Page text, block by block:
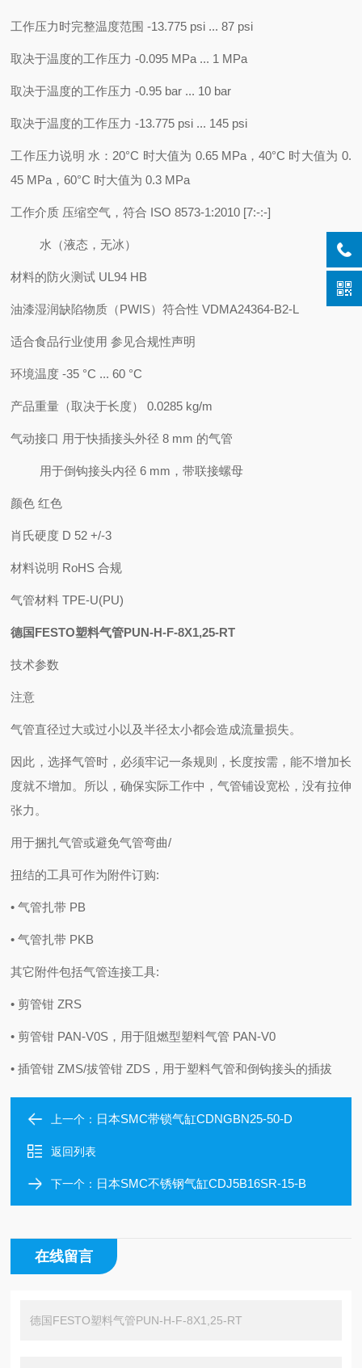
工作压力时完整温度范围 -13.775 psi ... 87 psi
取决于温度的工作压力 -0.095 MPa ... 1 MPa
取决于温度的工作压力 -0.95 bar ... 10 bar
取决于温度的工作压力 -13.775 psi ... 145 psi
工作压力说明 水：20°C 时大值为 0.65 MPa，40°C 时大值为 0.
45 MPa，60°C 时大值为 0.3 MPa
工作介质 压缩空气，符合 ISO 8573-1:2010 [7:-:-]
水（液态，无冰）
材料的防火测试 UL94 HB
油漆湿润缺陷物质（PWIS）符合性 VDMA24364-B2-L
适合食品行业使用 参见合规性声明
环境温度 -35 °C ... 60 °C
产品重量（取决于长度） 0.0285 kg/m
气动接口 用于快插接头外径 8 mm 的气管
用于倒钩接头内径 6 mm，带联接螺母
颜色 红色
肖氏硬度 D 52 +/-3
材料说明 RoHS 合规
气管材料 TPE-U(PU)
德国FESTO塑料气管PUN-H-F-8X1,25-RT
技术参数
注意
气管直径过大或过小以及半径太小都会造成流量损失。
因此，选择气管时，必须牢记一条规则，长度按需，能不增加长
度就不增加。所以，确保实际工作中，气管铺设宽松，没有拉伸
张力。
用于捆扎气管或避免气管弯曲/
扭结的工具可作为附件订购:
• 气管扎带 PB
• 气管扎带 PKB
其它附件包括气管连接工具:
• 剪管钳 ZRS
• 剪管钳 PAN-V0S，用于阻燃型塑料气管 PAN-V0
• 插管钳 ZMS/拔管钳 ZDS，用于塑料气管和倒钩接头的插拔
上一个： 日本SMC带锁气缸CDNGBN25-50-D
返回列表
下一个： 日本SMC不锈钢气缸CDJ5B16SR-15-B
在线留言